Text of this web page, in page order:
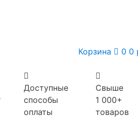
Корзина 0 0
Доступные
способы
оплаты
Свыше
1 000+
товаров